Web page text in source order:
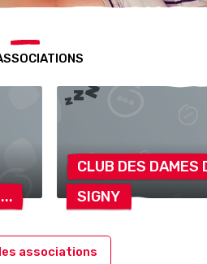
CLUB DES DAMES
SIGNY
associations